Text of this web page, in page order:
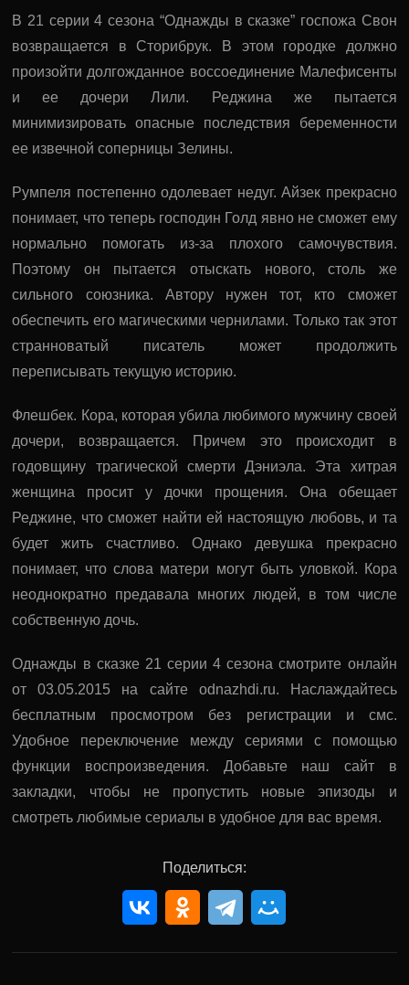
В 21 серии 4 сезона “Однажды в сказке” госпожа Свон
возвращается в Сторибрук. В этом городке должно
произойти долгожданное воссоединение Малефисенты
и ее дочери Лили. Реджина же пытается
минимизировать опасные последствия беременности
ее извечной соперницы Зелины.
Румпеля постепенно одолевает недуг. Айзек прекрасно
понимает, что теперь господин Голд явно не сможет ему
нормально помогать из-за плохого самочувствия.
Поэтому он пытается отыскать нового, столь же
сильного союзника. Автору нужен тот, кто сможет
обеспечить его магическими чернилами. Только так этот
странноватый писатель может продолжить
переписывать текущую историю.
Флешбек. Кора, которая убила любимого мужчину своей
дочери, возвращается. Причем это происходит в
годовщину трагической смерти Дэниэла. Эта хитрая
женщина просит у дочки прощения. Она обещает
Реджине, что сможет найти ей настоящую любовь, и та
будет жить счастливо. Однако девушка прекрасно
понимает, что слова матери могут быть уловкой. Кора
неоднократно предавала многих людей, в том числе
собственную дочь.
Однажды в сказке 21 серии 4 сезона смотрите онлайн
от 03.05.2015 на сайте odnazhdi.ru. Наслаждайтесь
бесплатным просмотром без регистрации и смс.
Удобное переключение между сериями с помощью
функции воспроизведения. Добавьте наш сайт в
закладки, чтобы не пропустить новые эпизоды и
смотреть любимые сериалы в удобное для вас время.
Поделиться: